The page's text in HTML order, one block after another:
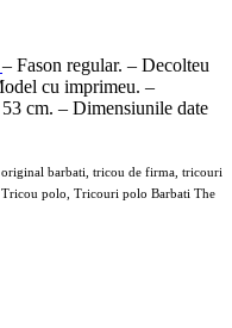
– Fason regular. – Decolteu
cu imprimeu. –
cm. – Dimensiunile date
barbati, tricou de firma, tricouri
polo, Tricouri polo Barbati The